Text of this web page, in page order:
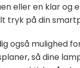
eller en klar
tryk på din
også mulighed
så dine